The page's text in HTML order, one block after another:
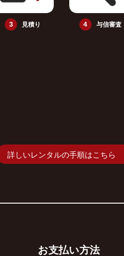
見積り 与信審査
詳しいレンタルの手順はこちら
お支払い方法